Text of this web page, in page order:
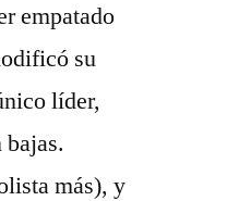
empatado
su
líder,
más), y